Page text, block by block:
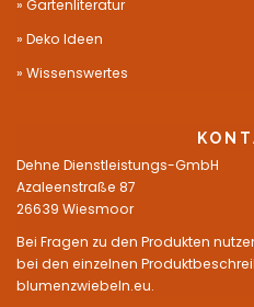
Gartenliteratur
Deko Ideen
Wissenswertes
Dehne Dienstleistungs-GmbH
Azaleenstraße 87
26639 Wiesmoor
Bei Fragen zu den Produkten
bei den einzelnen
blumenzwiebeln.eu.